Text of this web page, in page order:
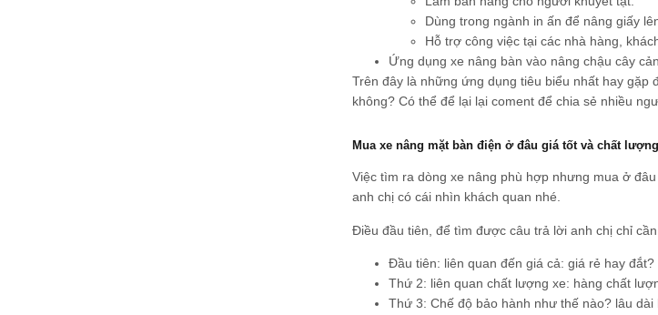
Dùng trong ngành in ấn để nâng giấy
Hỗ trợ công việc tại các nhà hàng,
Ứng dụng xe nâng bàn vào nâng chậu cây
Trên đây là những ứng dụng tiêu biểu nhất hay
không? Có thể để lại lại coment để chia sẻ nhiều
Mua xe nâng mặt bàn điện ở đâu giá tốt và chất
Việc tìm ra dòng xe nâng phù hợp nhưng mua ở
anh chị có cái nhìn khách quan nhé.
Điều đầu tiên, để tìm được câu trả lời anh chị chỉ
Đầu tiên: liên quan đến giá cả: giá rẻ hay đắt?
Thứ 2: liên quan chất lượng xe: hàng chất
Thứ 3: Chế độ bảo hành như thế nào? lâu